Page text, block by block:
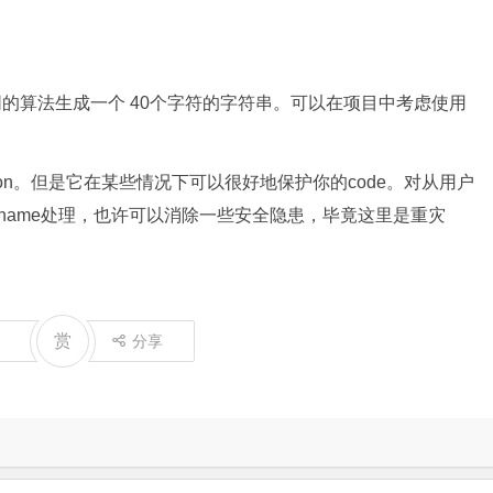
算法生成一个 40个字符的字符串。可以在项目中考虑使用
。但是它在某些情况下可以很好地保护你的code。对从用户
处理，也许可以消除一些安全隐患，毕竟这里是重灾
赏 分享